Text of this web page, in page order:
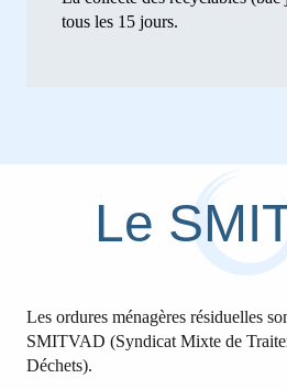
tous les 15 jours.
Le
Les ordures ménagères résiduelles
SMITVAD (Syndicat Mixte de
Déchets).